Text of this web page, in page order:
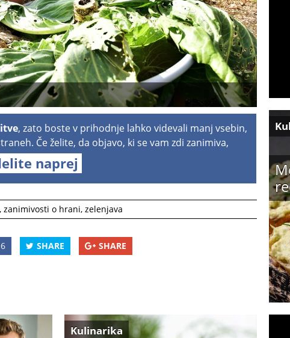
, zato boste v prihodnje lahko videvali manj vsebin,
Če želite, da objavo, ki se vam zdi zanimiva,
naprej
, zanimivosti o hrani, zelenjava
SHARE SHARE
Kulinarika